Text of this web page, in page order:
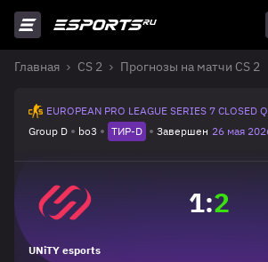
Главная CS 2 Прогнозы на матчи CS 2
EUROPEAN PRO LEAGUE SERIES 7 CLOSED
Group D
bo3 ТИР-D Завершен 26 мая
UNiTY esports
1:2